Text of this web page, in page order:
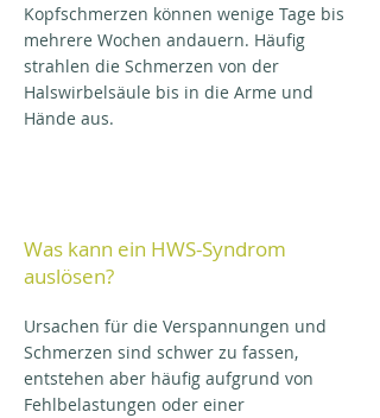
Kopfschmerzen können wenige Tage bis
mehrere Wochen andauern. Häufig
strahlen die Schmerzen von der
Halswirbelsäule bis in die Arme und
Hände aus.
Was kann ein HWS-Syndrom
auslösen?
Ursachen für die Verspannungen und
Schmerzen sind schwer zu fassen,
entstehen aber häufig aufgrund von
Fehlbelastungen oder einer